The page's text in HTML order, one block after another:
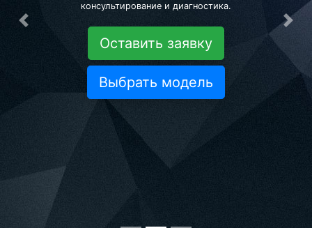
консультирование и диагностика.
Оставить заявку
Выбрать модель
Предыдущая